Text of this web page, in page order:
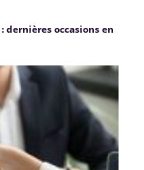
occasions en